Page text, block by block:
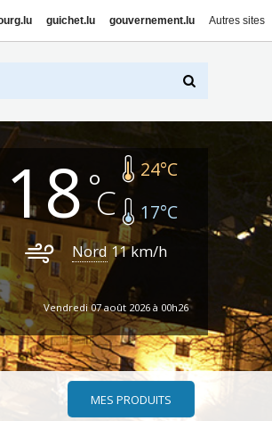
guichet.lu gouvernement.lu Autres sites
18 24°C
17°C
Nord 11km/h
Vendredi 07 août 2026 à 00h26
MES PRODUITS